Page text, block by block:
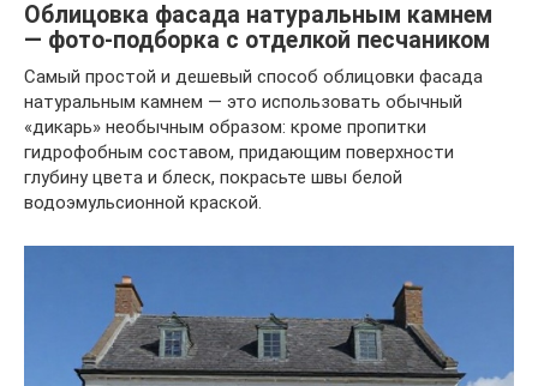
Облицовка фасада натуральным камнем
— фото-подборка с отделкой песчаником
Самый простой и дешевый способ облицовки фасада
натуральным камнем — это использовать обычный
«дикарь» необычным образом: кроме пропитки
гидрофобным составом, придающим поверхности
глубину цвета и блеск, покрасьте швы белой
водоэмульсионной краской.